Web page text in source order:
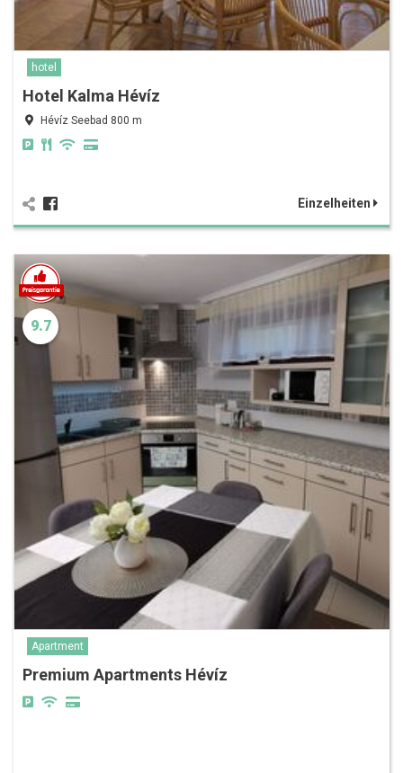
hotel
Hotel Kalma Hévíz
Hévíz Seebad 800 m
Einzelheiten
9.7
Apartment
Premium Apartments Hévíz